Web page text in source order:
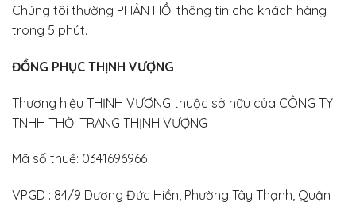
Chúng tôi thường PHẢN HỒI thông tin cho khách hàng
trong 5 phút.
ĐỒNG PHỤC THỊNH VƯỢNG
Thương hiệu THỊNH VƯỢNG thuộc sở hữu của CÔNG TY
TNHH THỜI TRANG THỊNH VƯỢNG
Mã số thuế: 0341696966
VPGD : 84/9 Dương Đức Hiền, Phường Tây Thạnh, Quận